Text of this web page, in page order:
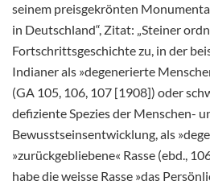
seinem preisgekrönten
in Deutschland“, Zitat: „Steiner
Fortschrittsgeschichte zu, in der
Indianer als »degenerierte
(GA 105, 106, 107 [1908]) oder
defiziente Spezies der Menschen-
Bewusstseinsentwicklung, als
»zurückgebliebene« Rasse (ebd.,
habe die weisse Rasse »das